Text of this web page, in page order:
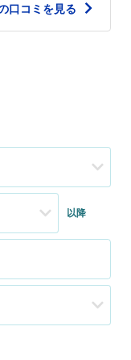
口コミを見る
以降